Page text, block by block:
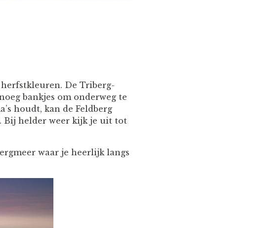
De Triberg-
bankjes om onderweg te
houdt, kan de Feldberg
Bij helder weer kijk je uit tot
waar je heerlijk langs